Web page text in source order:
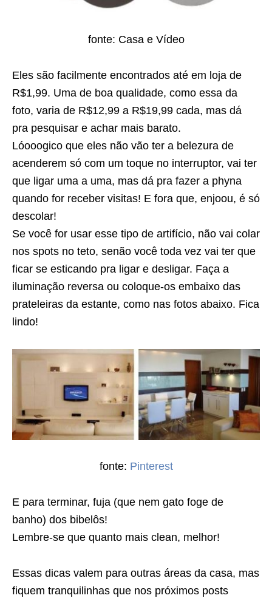
fonte: Casa e Vídeo
Eles são facilmente encontrados até em loja de
R$1,99. Uma de boa qualidade, como essa da
foto, varia de R$12,99 a R$19,99 cada, mas dá
pra pesquisar e achar mais barato.
Lóooogico que eles não vão ter a belezura de
acenderem só com um toque no interruptor, vai ter
que ligar uma a uma, mas dá pra fazer a phyna
quando for receber visitas! E fora que, enjoou, é só
descolar!
Se você for usar esse tipo de artifício, não vai colar
nos spots no teto, senão você toda vez vai ter que
ficar se esticando pra ligar e desligar. Faça a
iluminação reversa ou coloque-os embaixo das
prateleiras da estante, como nas fotos abaixo. Fica
lindo!
fonte: Pinterest
E para terminar, fuja (que nem gato foge de
banho) dos bibelôs!
Lembre-se que quanto mais clean, melhor!
Essas dicas valem para outras áreas da casa, mas
fiquem tranquilinhas que nos próximos posts